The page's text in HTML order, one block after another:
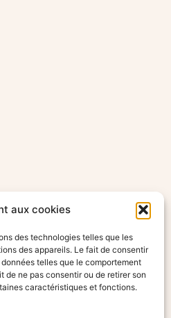
aux cookies
des technologies telles que les
des appareils. Le fait de consentir
telles que le comportement
de ne pas consentir ou de retirer son
caractéristiques et fonctions.